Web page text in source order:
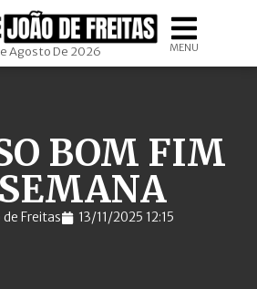
Agosto De 2026 MENU
BOM FIM
Freitas 13/11/2025 12:15